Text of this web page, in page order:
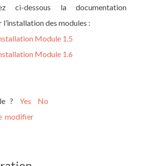
ci-dessous la documentation
des modules :
Module 1.5
Module 1.6
? Yes
No
modifier